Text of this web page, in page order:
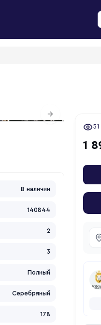
Next slide
1
В наличии
140844
2
3
Полный
Серебряный
178